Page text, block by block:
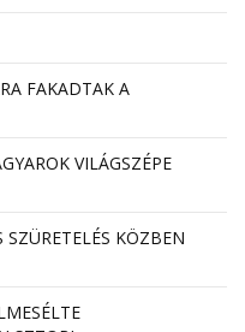
FAKADTAK A
VILÁGSZÉPE
SZÜRETELÉS KÖZBEN